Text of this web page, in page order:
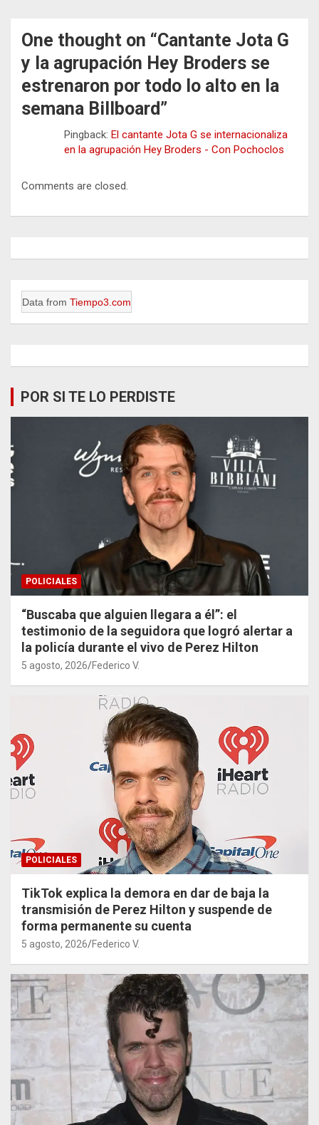
One thought on “Cantante Jota G
y la agrupación Hey Broders se
estrenaron por todo lo alto en la
semana Billboard”
Pingback: El cantante Jota G se internacionaliza
en la agrupación Hey Broders - Con Pochoclos
Comments are closed.
Data from Tiempo3.com
POR SI TE LO PERDISTE
POLICIALES
“Buscaba que alguien llegara a él”: el
testimonio de la seguidora que logró alertar a
la policía durante el vivo de Perez Hilton
5 agosto, 2026 Federico V.
POLICIALES
TikTok explica la demora en dar de baja la
transmisión de Perez Hilton y suspende de
forma permanente su cuenta
5 agosto, 2026 Federico V.